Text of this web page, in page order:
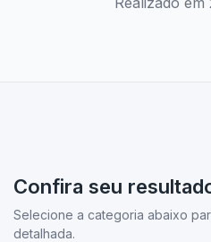
Confira seu
Selecione a categoria abaixo
detalhada.